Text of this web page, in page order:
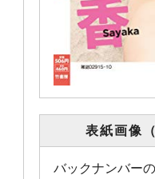
表紙画像
バックナンバー